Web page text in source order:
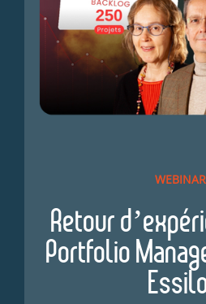
WEBINAR
Retour
Portfolio